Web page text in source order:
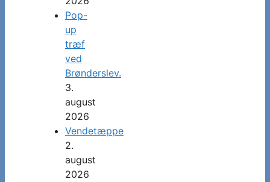
Pop-
up
træf
ved
Brønderslev.
3.
august
2026
Vendetæppe
2.
august
2026